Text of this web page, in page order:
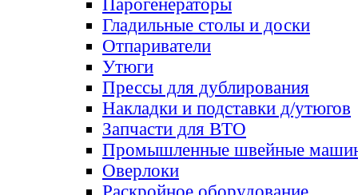
Парогенераторы
Гладильные столы и доски
Отпариватели
Утюги
Прессы для дублирования
Накладки и подставки д/утюгов
Запчасти для ВТО
Промышленные швейные
Оверлоки